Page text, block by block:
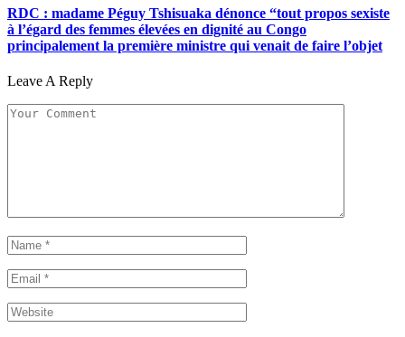
RDC : madame Péguy Tshisuaka dénonce “tout propos sexiste
à l’égard des femmes élevées en dignité au Congo
principalement la première ministre qui venait de faire l’objet
Leave A Reply